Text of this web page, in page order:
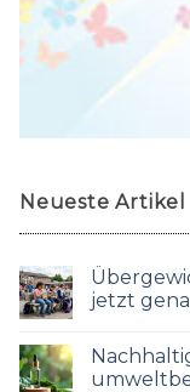
Neueste Artikel
jetzt